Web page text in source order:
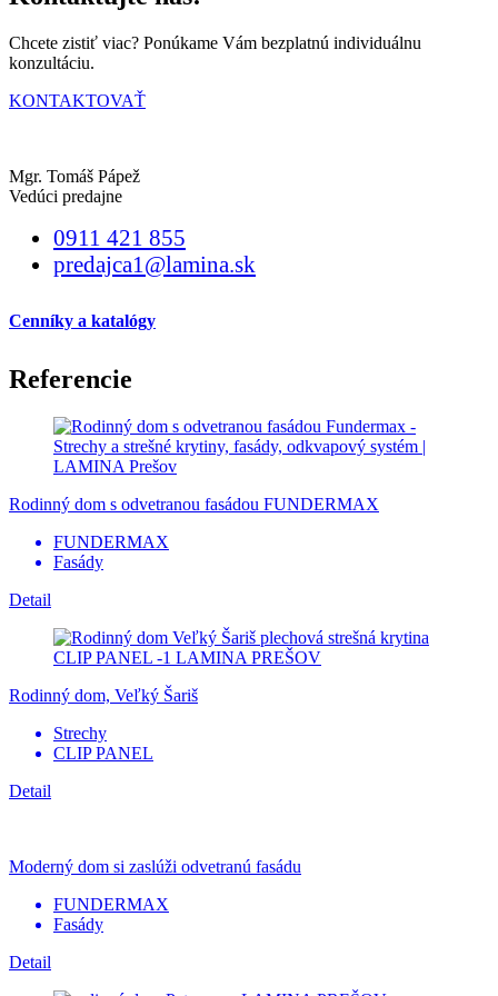
Chcete zistiť viac? Ponúkame Vám bezplatnú individuálnu
konzultáciu.
KONTAKTOVAŤ
Mgr. Tomáš Pápež
Vedúci predajne
0911 421 855
predajca1@lamina.sk
Cenníky a katalógy
Referencie
Rodinný dom s odvetranou fasádou FUNDERMAX
FUNDERMAX
Fasády
Detail
Rodinný dom, Veľký Šariš
Strechy
CLIP PANEL
Detail
Moderný dom si zaslúži odvetranú fasádu
FUNDERMAX
Fasády
Detail